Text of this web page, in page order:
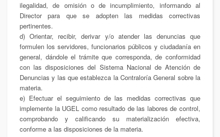
ilegalidad, de omisión o de incumplimiento, informando al
Director para que se adopten las medidas correctivas
pertinentes.
d) Orientar, recibir, derivar y/o atender las denuncias que
formulen los servidores, funcionarios públicos y ciudadanía en
general, dándole el trámite que corresponda, de conformidad
con las disposiciones del Sistema Nacional de Atención de
Denuncias y las que establezca la Contraloría General sobre la
materia.
e) Efectuar el seguimiento de las medidas correctivas que
implemente la UGEL como resultado de las labores de control,
comprobando y calificando su materialización efectiva,
conforme a las disposiciones de la materia.